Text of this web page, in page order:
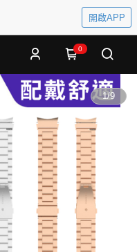
開啟APP
0
1/9